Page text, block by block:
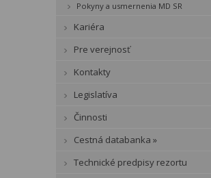
Pokyny a usmernenia MD SR
Kariéra
Pre verejnosť
Kontakty
Legislatíva
Činnosti
Cestná databanka »
Technické predpisy rezortu